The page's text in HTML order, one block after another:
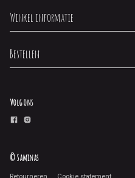
Winkel informatie
Bestellen
Volg ons
© Saminas
Retourneren Cookie statement